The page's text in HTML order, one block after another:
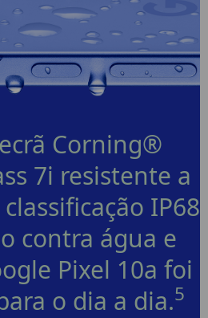
Corning®
7i resistente a
IP68
contra água e
Pixel 10a foi
o dia a dia.5